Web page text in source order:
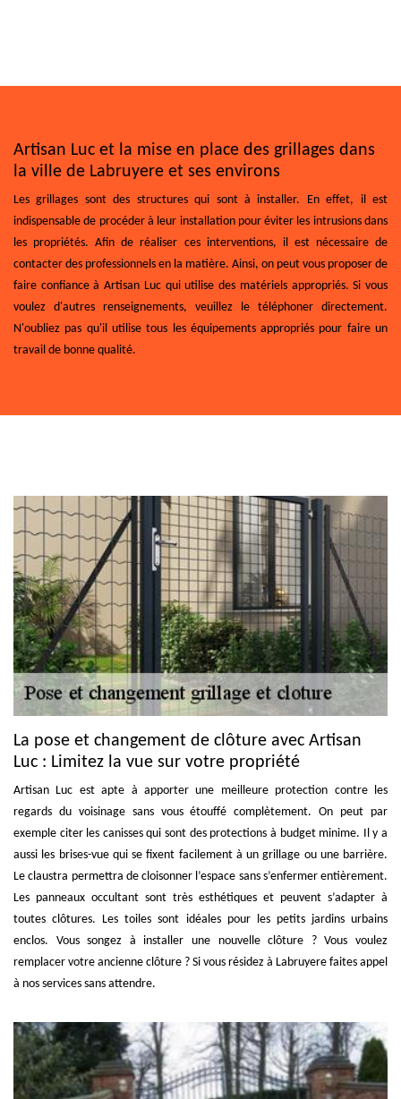
Artisan Luc et la mise en place des grillages dans
la ville de Labruyere et ses environs
Les grillages sont des structures qui sont à installer. En effet, il est
indispensable de procéder à leur installation pour éviter les intrusions dans
les propriétés. Afin de réaliser ces interventions, il est nécessaire de
contacter des professionnels en la matière. Ainsi, on peut vous proposer de
faire confiance à Artisan Luc qui utilise des matériels appropriés. Si vous
voulez d'autres renseignements, veuillez le téléphoner directement.
N'oubliez pas qu'il utilise tous les équipements appropriés pour faire un
travail de bonne qualité.
La pose et changement de clôture avec Artisan
Luc : Limitez la vue sur votre propriété
Artisan Luc est apte à apporter une meilleure protection contre les
regards du voisinage sans vous étouffé complètement. On peut par
exemple citer les canisses qui sont des protections à budget minime. Il y a
aussi les brises-vue qui se fixent facilement à un grillage ou une barrière.
Le claustra permettra de cloisonner l’espace sans s’enfermer entièrement.
Les panneaux occultant sont très esthétiques et peuvent s’adapter à
toutes clôtures. Les toiles sont idéales pour les petits jardins urbains
enclos. Vous songez à installer une nouvelle clôture ? Vous voulez
remplacer votre ancienne clôture ? Si vous résidez à Labruyere faites appel
à nos services sans attendre.